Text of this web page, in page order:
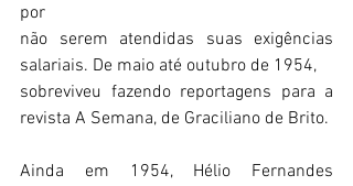
por
não serem atendidas suas exigências
salariais. De maio até outubro de 1954,
sobreviveu fazendo reportagens para a
revista A Semana, de Graciliano de Brito.
Ainda em 1954, Hélio Fernandes